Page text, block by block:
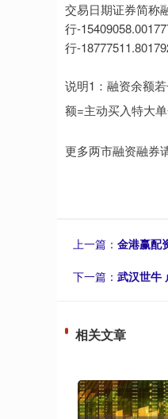
交易日期证券简称
行-
行-
说明1：融资余额
额=主动买入特大
更多两市融资融券
上一篇： 金港赢配
下一篇： 武汉世牛
相关文章